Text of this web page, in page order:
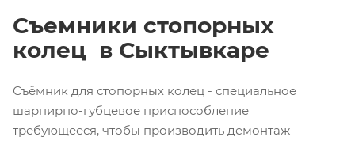
Съемники стопорных
колец в Сыктывкаре
Съёмник для стопорных колец - специальное
шарнирно-губцевое приспособление
требующееся, чтобы производить демонтаж